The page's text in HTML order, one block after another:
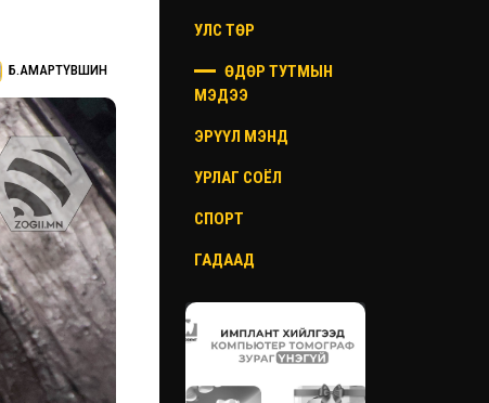
Б.АМАРТҮВШИН
УЛС ТӨР
ӨДӨР ТУТМЫН
МЭДЭЭ
ЭРҮҮЛ МЭНД
УРЛАГ СОЁЛ
СПОРТ
ГАДААД